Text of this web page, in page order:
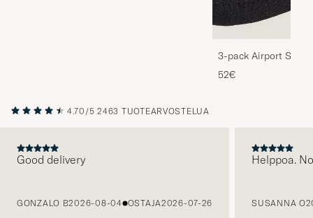
3-pack Airport
Melange
52€
4.70/5 2463 TUOTEARVOSTELUA
Good delivery
GONZALO B2026-08-04 OSTAJA2026-07-26
Helppoa.
SUSANNA O